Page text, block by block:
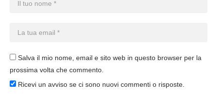
Salva il mio nome, email e sito web in questo browser per la
prossima volta che commento.
Ricevi un avviso se ci sono nuovi commenti o risposte.